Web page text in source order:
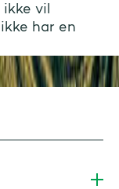
ikke vil
har en